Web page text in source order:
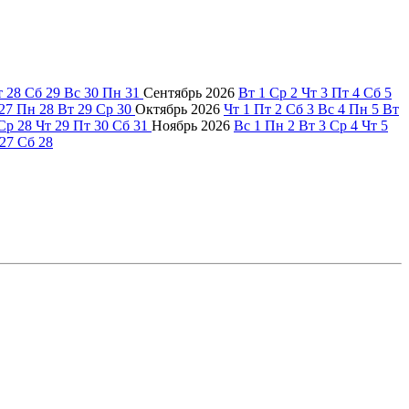
28 Сб 29 Вс 30 Пн 31 Сентябрь 2026 Вт 1 Ср 2 Чт 3 Пт 4 Сб 5
27 Пн 28 Вт 29 Ср 30 Октябрь 2026 Чт 1 Пт 2 Сб 3 Вс 4 Пн 5 Вт
28 Чт 29 Пт 30 Сб 31 Ноябрь 2026 Вс 1 Пн 2 Вт 3 Ср 4 Чт 5
27 Сб 28